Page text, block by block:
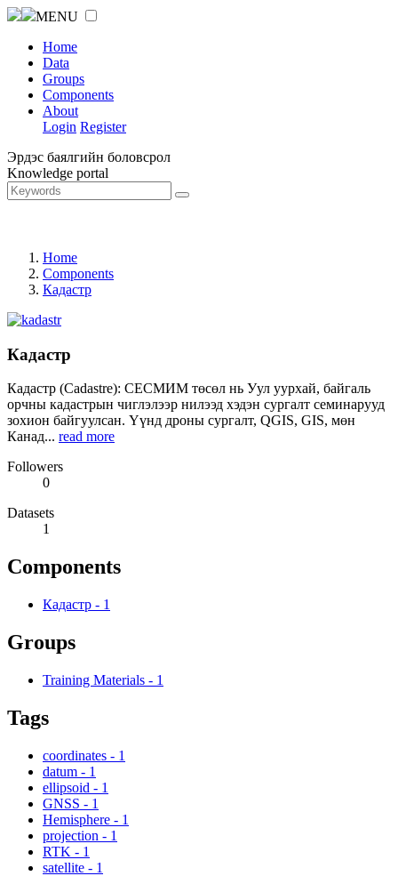
MENU
Home
Data
Groups
Components
About
Login Register
Эрдэс баялгийн боловсрол
Knowledge portal
Home
Components
Кадастр
Кадастр
Кадастр (Cadastre): СЕСМИМ төсөл нь Уул уурхай, байгаль
орчны кадастрын чиглэлээр нилээд хэдэн сургалт семинарууд
зохион байгуулсан. Үүнд дроны сургалт, QGIS, GIS, мөн
Канад... read more
Followers
0
Datasets
1
Components
Кадастр - 1
Groups
Training Materials - 1
Tags
coordinates - 1
datum - 1
ellipsoid - 1
GNSS - 1
Hemisphere - 1
projection - 1
RTK - 1
satellite - 1